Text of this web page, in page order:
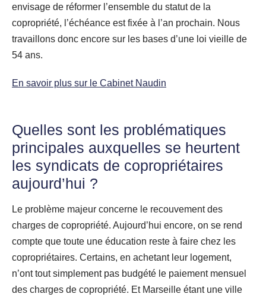
envisage de réformer l’ensemble du statut de la
copropriété, l’échéance est fixée à l’an prochain. Nous
travaillons donc encore sur les bases d’une loi vieille de
54 ans.
En savoir plus sur le Cabinet Naudin
Quelles sont les problématiques
principales auxquelles se heurtent
les syndicats de copropriétaires
aujourd’hui ?
Le problème majeur concerne le recouvement des
charges de copropriété. Aujourd’hui encore, on se rend
compte que toute une éducation reste à faire chez les
copropriétaires. Certains, en achetant leur logement,
n’ont tout simplement pas budgété le paiement mensuel
des charges de copropriété. Et Marseille étant une ville